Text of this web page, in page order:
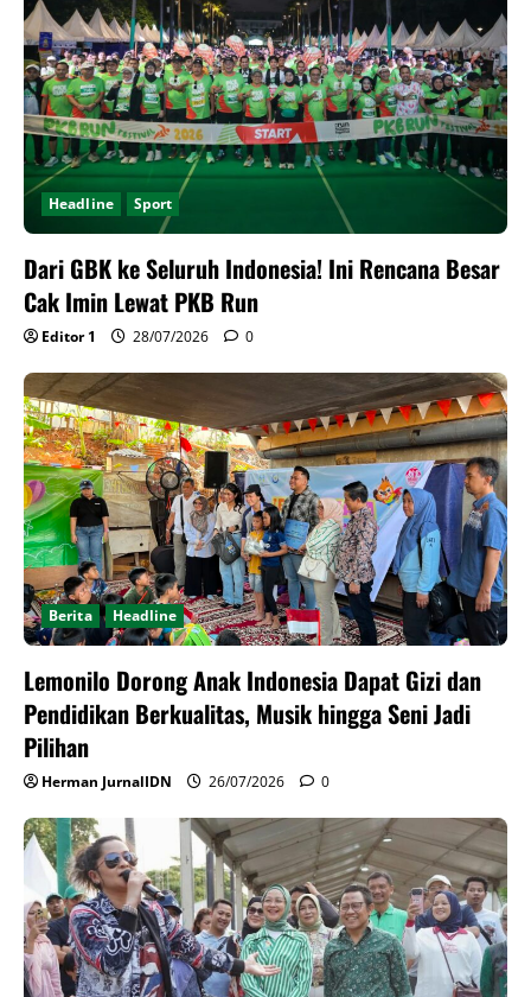
Headline Sport
Dari GBK ke Seluruh Indonesia! Ini Rencana Besar
Cak Imin Lewat PKB Run
Editor 1 28/07/2026 0
Berita Headline
Lemonilo Dorong Anak Indonesia Dapat Gizi dan
Pendidikan Berkualitas, Musik hingga Seni Jadi
Pilihan
Herman JurnalIDN 26/07/2026 0